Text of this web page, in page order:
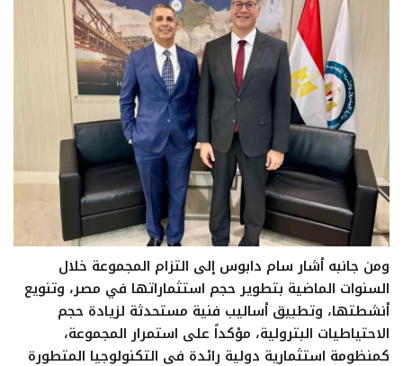
ومن جانبه أشار سام دابوس إلى التزام المجموعة خلال
السنوات الماضية بتطوير حجم استثماراتها في مصر، وتنويع
أنشطتها، وتطبيق أساليب فنية مستحدثة لزيادة حجم
الاحتياطيات البترولية، مؤكداً على استمرار المجموعة،
كمنظومة استثمارية دولية رائدة فى التكنولوجيا المتطورة